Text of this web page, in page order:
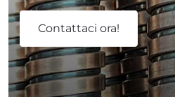
Contattaci ora!